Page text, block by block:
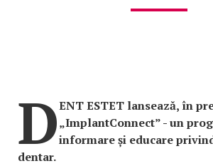
DENT ESTET lansează, în
„ImplantConnect” - un
informare și educare
dentar.